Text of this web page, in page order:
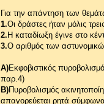
Για την απάντηση των
1.Οι δράστες ήταν μόλις
2. Η καταδίωξη έγινε στο
3.Ο αριθμός των
Α)Εκφοβιστικός
παρ.4)
Β)Πυροβολισμός
απαγορεύεται ρητά